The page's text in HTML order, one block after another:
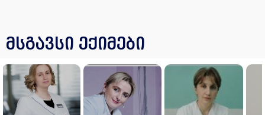
მსგავსი ექიმები